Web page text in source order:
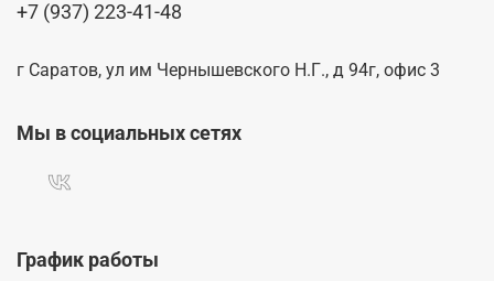
График работы
+7 (937) 223-41-48
г Саратов, ул им Чернышевского Н.Г., д 94г, офис 3
Мы в социальных сетях